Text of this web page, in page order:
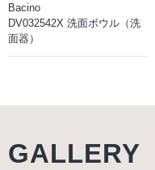
Bacino
DV032542X 洗面ボウル（洗
面器）
GALLERY